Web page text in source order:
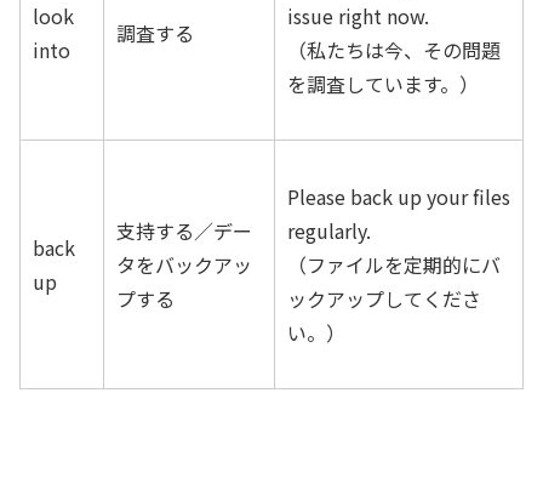
look
into
調査する
issue right now.
（私たちは今、その問題
を調査しています。）
back
up
支持する／デー
タをバックアッ
プする
Please back up your files
regularly.
（ファイルを定期的にバ
ックアップしてくださ
い。）